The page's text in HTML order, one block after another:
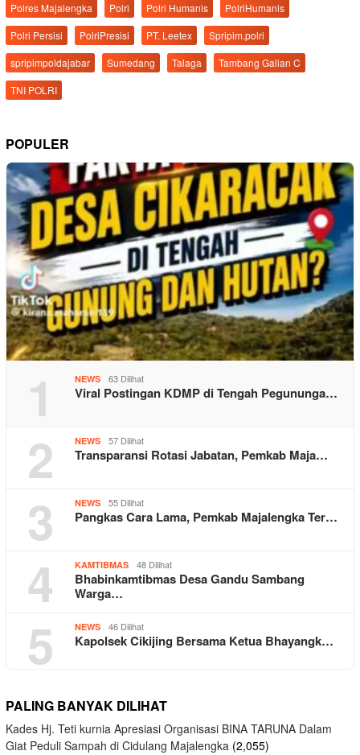
Polres Majalengka
Polri Polri Humanis
PolriHumanis
Polri Persisi
PolriPresisi PT. Leetex
Spripim.polri
spripimpoldajabar
Sumedang Talaga
Tambang Galian C
TNI POLRI
POPULER
1 NEWS 63 Dilihat
Viral Postingan KDMP di Tengah Pegununga…
2 NEWS 57 Dilihat
Transparansi Rotasi Jabatan, Pemkab Maja…
3 NEWS 55 Dilihat
Pangkas Cara Lama, Pemkab Majalengka Ter…
4 KAMTIBMAS 48 Dilihat
Bhabinkamtibmas Desa Gandu Sambang
Warga…
5 NEWS 46 Dilihat
Kapolsek Cikijing Bersama Ketua Bhayangk…
PALING BANYAK DILIHAT
Kades Hj. Teti kurnia Apresiasi Organisasi BINA TARUNA Dalam
Giat Peduli Sampah di Cidulang Majalengka (2,055)